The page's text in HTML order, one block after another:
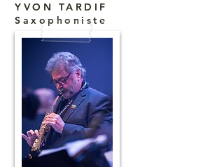
YVON TARDIF
Saxophoniste